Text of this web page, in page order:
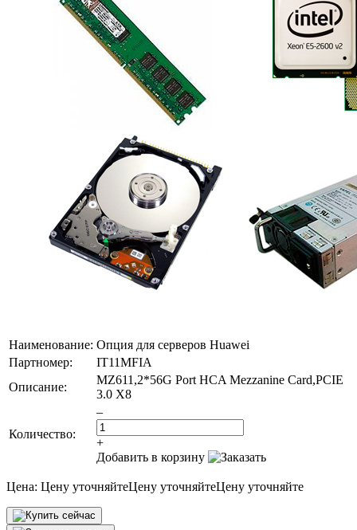
Наименование: Опция для серверов Huawei
Партномер:
IT11MFIA
Описание:
MZ611,2*56G Port HCA Mezzanine Card,PCIE
3.0 X8
Количество:
–
+
Добавить в корзину
Цена: Цену уточняйтеЦену уточняйтеЦену уточняйте